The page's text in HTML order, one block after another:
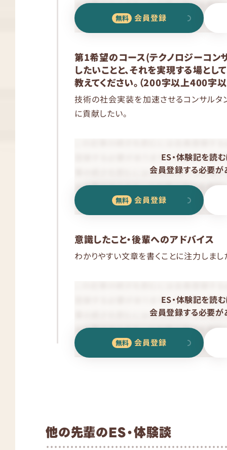
会員登録
第1希望のコース(テクノロジーコン
したいことと、それを実現する場とし
教えてください。（200字以上400字以
技術の社会実装を加速させるコンサルタ
に貢献したい。
ES・体験記を読む
会員登録する必要が
会員登録
意識したこと・後輩へのアドバイス
わかりやすい文章を書くことに注力しまし
ES・体験記を読む
会員登録する必要が
会員登録
他の先輩のES・体験談